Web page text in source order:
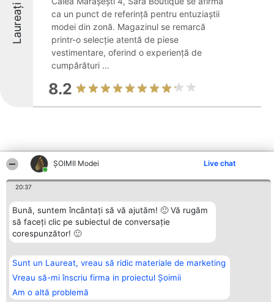
ȘOIMII Modei Live chat
20:37
Bună, suntem încântați să vă ajutăm! 🙂 Vă rugăm
să faceți clic pe subiectul de conversație
corespunzător! 🙂
Sunt un Laureat, vreau să ridic materiale de marketing
Vreau să-mi înscriu firma in proiectul Șoimii
Am o altă problemă
Laureați
ca un punct de referință pentru entuziaștii
modei din zonă. Magazinul se remarcă
printr-o selecție atentă de piese
vestimentare, oferind o experiență de
cumpărături ...
8.2
Alte firme din zonă
Organizator Ranking
BRIGHT SOLUTIONS BR SRL
Aleea Timisul De Sus 2 Bl. A30
Sc. A Et. 4 Ap. 13 Cod 061952
CUI 36737675
tel: +40 770 990 492
Plebiscyt
Câștigătorii
Statut
Politica de
confidențialitate
Contact